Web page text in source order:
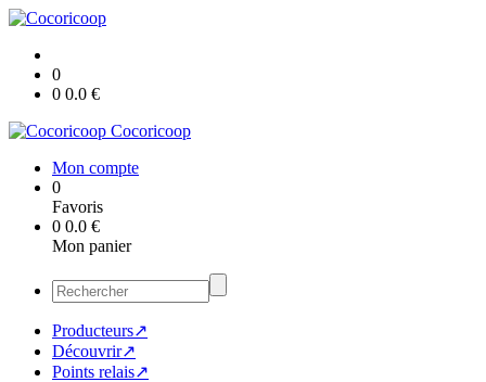
0
0 0.0 €
Cocoricoop
Mon compte
0
Favoris
0 0.0 €
Mon panier
Producteurs↗
Découvrir↗
Points relais↗